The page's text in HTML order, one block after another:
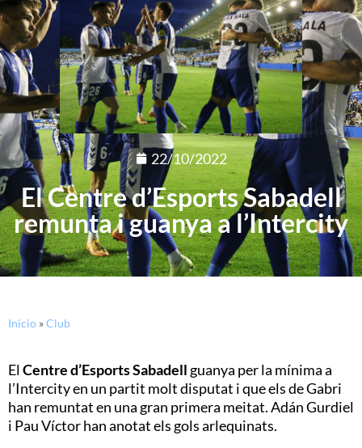
22/10/2022
El Centre d’Esports Sabadell
remunta i guanya a l’Intercity
Inicio »Club
ElCentre d’Esports Sabadell guanya per la mínima a
l’Intercity en un partit molt disputat i que els de Gabri
han remuntat en una gran primera meitat. Adán Gurdiel
i Pau Víctor han anotat els gols arlequinats.